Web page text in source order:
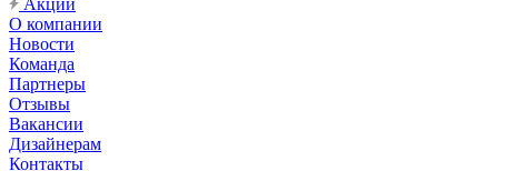
Акции
О компании
Новости
Команда
Партнеры
Отзывы
Вакансии
Дизайнерам
Контакты